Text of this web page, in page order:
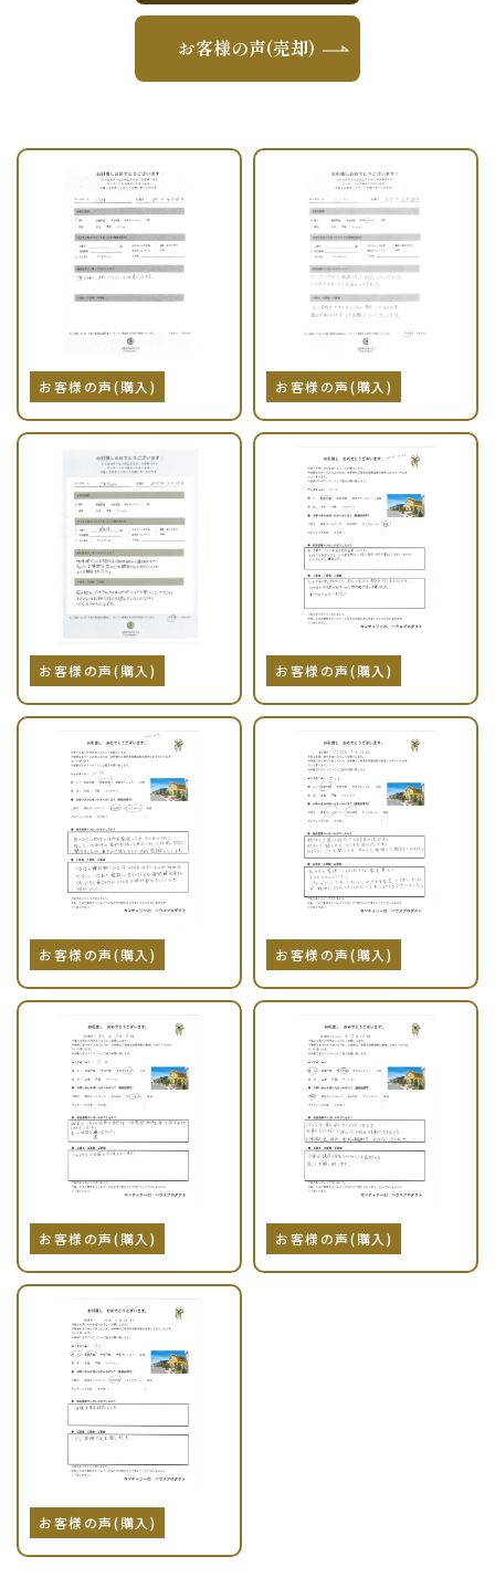
お客様の声(売却)
お客様の声(購入) お客様の声(購入)
お客様の声(購入) お客様の声(購入)
お客様の声(購入) お客様の声(購入)
お客様の声(購入) お客様の声(購入)
お客様の声(購入)